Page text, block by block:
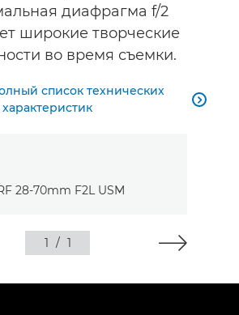
диафрагма f/2
широкие творческие
во время съемки.
список технических
характеристик

1 / 1